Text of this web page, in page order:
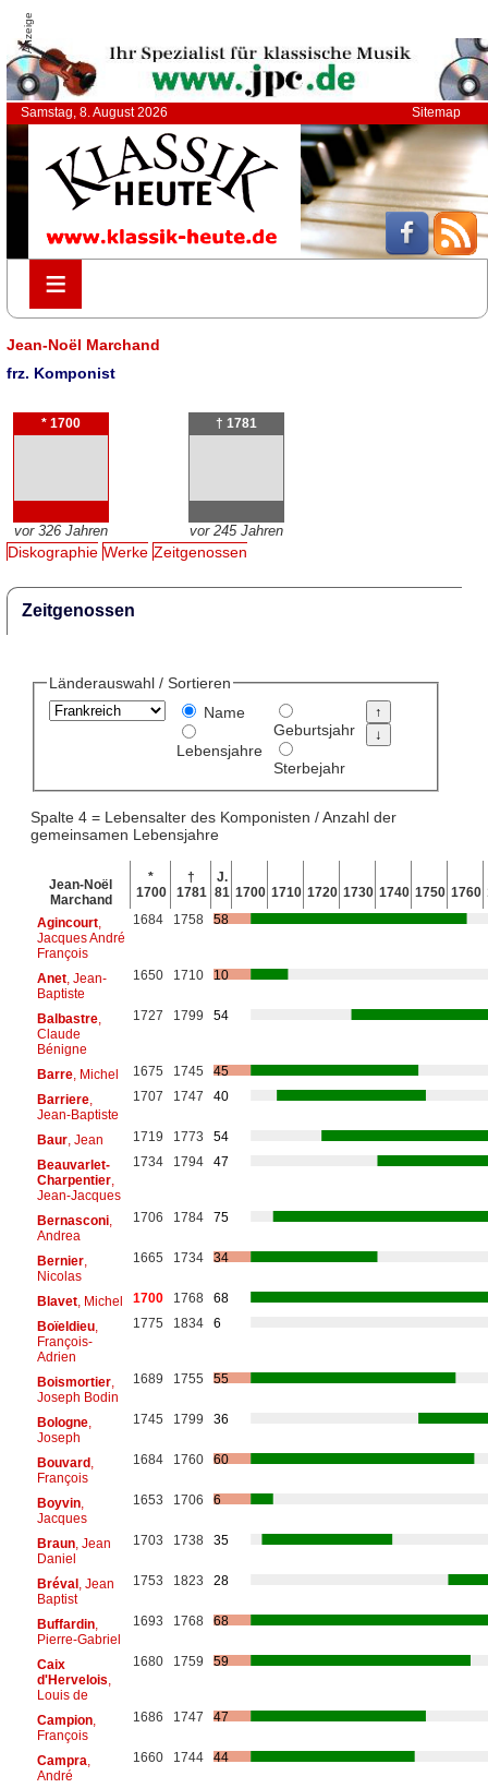
Anzeige
Samstag, 8. August 2026 Sitemap
≡
≡
Jean-Noël Marchand
frz. Komponist
* 1700
vor 326 Jahren
† 1781
vor 245 Jahren
Diskographie Werke Zeitgenossen
Zeitgenossen
Länderauswahl / Sortieren
Name
Lebensjahre
Geburtsjahr
Sterbejahr
Spalte 4 = Lebensalter des Komponisten / Anzahl der
gemeinsamen Lebensjahre
Jean-Noël
Marchand
*
1700
†
1781
J.
81 1700 1710 1720 1730 1740 1750 1760
Agincourt,
Jacques André
François
1684 1758 58
Anet, Jean-
Baptiste
1650 1710 10
Balbastre,
Claude
Bénigne
1727 1799 54
Barre, Michel 1675 1745
45
Barriere,
Jean-Baptiste
1707 1747 40
Baur, Jean 1719 1773
54
Beauvarlet-
Charpentier,
Jean-Jacques
1734 1794 47
Bernasconi,
Andrea
1706 1784 75
Bernier,
Nicolas
1665 1734 34
Blavet, Michel 1700 1768
68
Boïeldieu,
François-
Adrien
1775 1834 6
Boismortier,
Joseph Bodin
1689 1755 55
Bologne,
Joseph
1745 1799 36
Bouvard,
François
1684 1760 60
Boyvin,
Jacques
1653 1706 6
Braun, Jean
Daniel
1703 1738 35
Bréval, Jean
Baptist
1753 1823 28
Buffardin,
Pierre-Gabriel
1693 1768 68
Caix
d'Hervelois
Louis de
1680 1759 59
Campion,
François
1686 1747 47
Campra
André
1660 1744 44